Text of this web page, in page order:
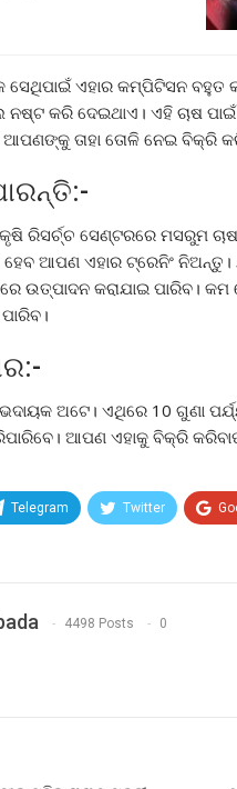
ଏହାର କମ୍ପିଟିସନ ବହୁତ
ନଷ୍ଟ କରି ଦେଇଥାଏ। ଏହି ଚାଷ
ଆପଣଙ୍କୁ ତାହା ତୋଳି ନେଇ ବିକ୍ରି
ରିସର୍ଚ୍ଚ ସେଣ୍ଟରରେ ମସରୁମ
ହେବ ଆପଣ ଏହାର ଟ୍ରେନିଂ
ଉତ୍ପାଦନ କରାଯାଇ ପାରିବ।
ଅଟେ। ଏଥିରେ 10 ଗୁଣା
ଆପଣ ଏହାକୁ ବିକ୍ରି
Telegram Twitter
4498 Posts 0